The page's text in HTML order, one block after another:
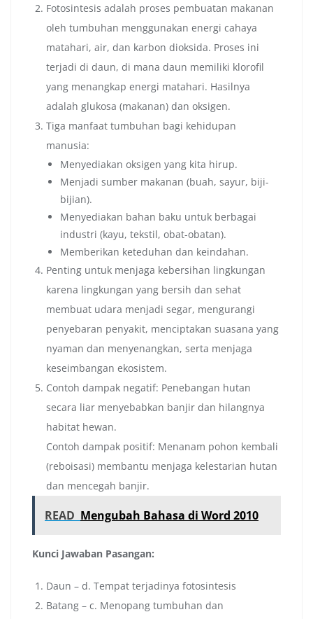
Fotosintesis adalah proses pembuatan makanan
oleh tumbuhan menggunakan energi cahaya
matahari, air, dan karbon dioksida. Proses ini
terjadi di daun, di mana daun memiliki klorofil
yang menangkap energi matahari. Hasilnya
adalah glukosa (makanan) dan oksigen.
Tiga manfaat tumbuhan bagi kehidupan
manusia:
Menyediakan oksigen yang kita hirup.
Menjadi sumber makanan (buah, sayur, biji-
bijian).
Menyediakan bahan baku untuk berbagai
industri (kayu, tekstil, obat-obatan).
Memberikan keteduhan dan keindahan.
Penting untuk menjaga kebersihan lingkungan
karena lingkungan yang bersih dan sehat
membuat udara menjadi segar, mengurangi
penyebaran penyakit, menciptakan suasana yang
nyaman dan menyenangkan, serta menjaga
keseimbangan ekosistem.
Contoh dampak negatif: Penebangan hutan
secara liar menyebabkan banjir dan hilangnya
habitat hewan.
Contoh dampak positif: Menanam pohon kembali
(reboisasi) membantu menjaga kelestarian hutan
dan mencegah banjir.
READ Mengubah Bahasa di Word 2010
Kunci Jawaban Pasangan:
Daun – d. Tempat terjadinya fotosintesis
Batang – c. Menopang tumbuhan dan